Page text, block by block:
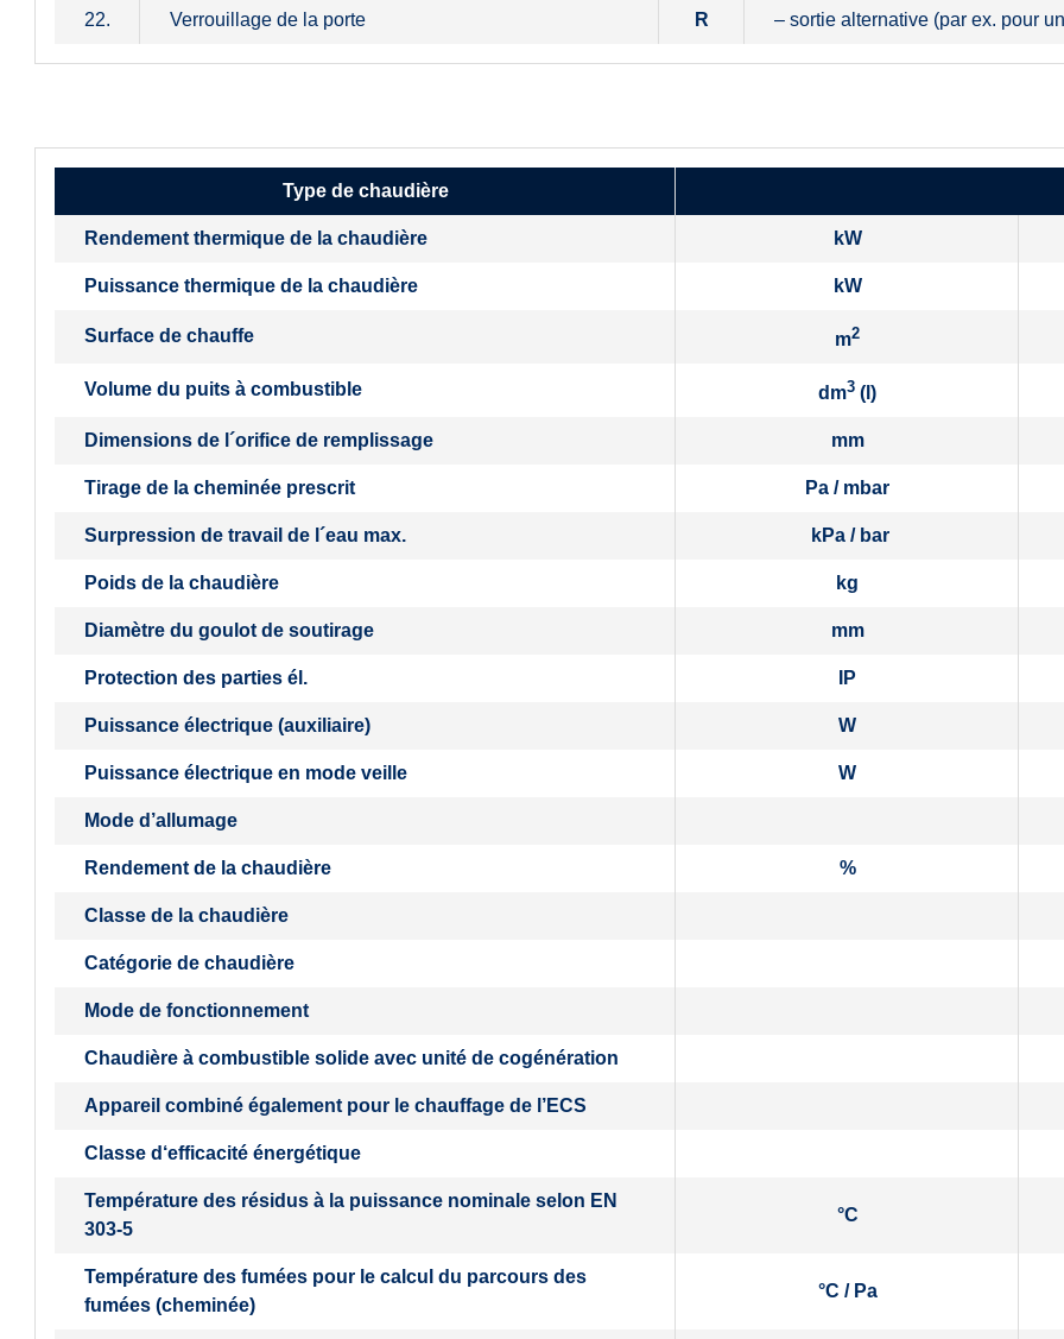
22. Verrouillage de la porte R – sortie alternative (par ex. pour
Type de chaudière
Rendement thermique de la chaudière kW
Puissance thermique de la chaudière kW
Surface de chauffe m2
Volume du puits à combustible dm3 (l)
Dimensions de l´orifice de remplissage mm
Tirage de la cheminée prescrit Pa / mbar
Surpression de travail de l´eau max. kPa / bar
Poids de la chaudière kg
Diamètre du goulot de soutirage mm
Protection des parties él. IP
Puissance électrique (auxiliaire) W
Puissance électrique en mode veille W
Mode d’allumage
Rendement de la chaudière %
Classe de la chaudière
Catégorie de chaudière
Mode de fonctionnement
Chaudière à combustible solide avec unité de cogénération
Appareil combiné également pour le chauffage de l’ECS
Classe d‘efficacité énergétique
Température des résidus à la puissance nominale selon EN
303-5
°C
Température des fumées pour le calcul du parcours des
fumées (cheminée)
°C / Pa